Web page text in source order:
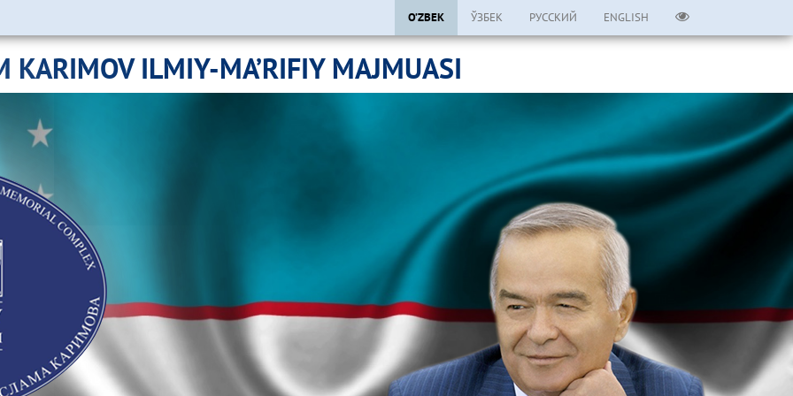
O’ZBEK ЎЗБЕК РУССКИЙ ENGLISH
KARIMOV ILMIY-MA’RIFIY MAJMUASI